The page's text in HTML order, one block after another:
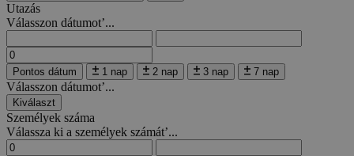
Utazás
Válasszon dátumot’...
Pontos dátum 1 nap 2 nap 3 nap 7 nap
Válasszon dátumot’...
Kiválaszt
Személyek száma
Válassza ki a személyek számát’...